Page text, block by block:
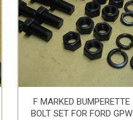
F MARKED BUMPERETTE
BOLT SET FOR FORD GPW